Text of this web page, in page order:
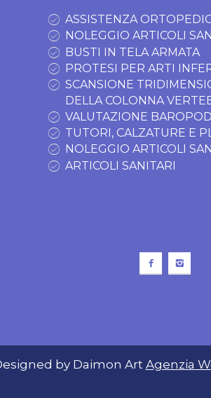
ASSISTENZA
NOLEGGIO ARTICOLI
BUSTI IN TELA ARMATA
PROTESI PER ARTI
SCANSIONE
DELLA COLONNA
VALUTAZIONE
TUTORI, CALZATURE E
NOLEGGIO ARTICOLI
ARTICOLI SANITARI
by Daimon Art Agenzia